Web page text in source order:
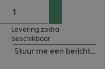
Levering zodra
beschikbaar
Stuur me een bericht